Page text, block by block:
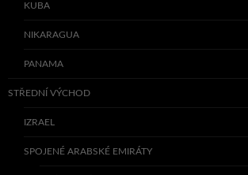
KUBA
NIKARAGUA
PANAMA
STŘEDNÍ VÝCHOD
IZRAEL
SPOJENÉ ARABSKÉ EMIRÁTY